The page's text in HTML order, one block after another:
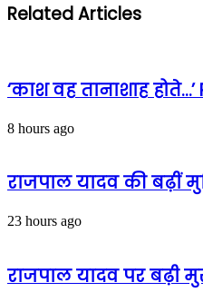
Related Articles
‘काश वह तानाशाह
8 hours ago
राजपाल यादव की बढ़ीं
23 hours ago
राजपाल यादव पर बढ़ी